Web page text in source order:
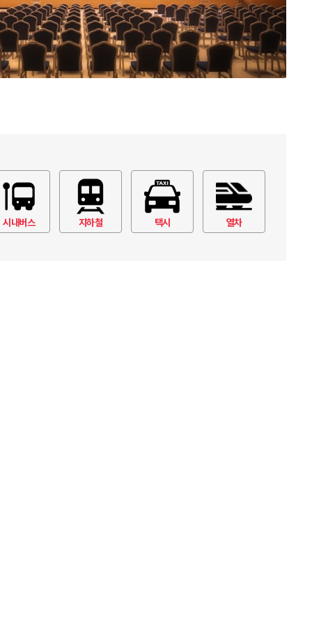
시내버스 지하철 택시 열차